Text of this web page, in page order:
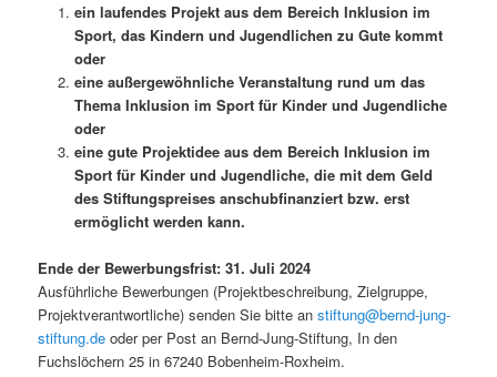
ein laufendes Projekt aus dem Bereich Inklusion im
Sport, das Kindern und Jugendlichen zu Gute kommt
oder
eine außergewöhnliche Veranstaltung rund um das
Thema Inklusion im Sport für Kinder und Jugendliche
oder
eine gute Projektidee aus dem Bereich Inklusion im
Sport für Kinder und Jugendliche, die mit dem Geld
des Stiftungspreises anschubfinanziert bzw. erst
ermöglicht werden kann.
Ende der Bewerbungsfrist: 31. Juli 2024
Ausführliche Bewerbungen (Projektbeschreibung, Zielgruppe,
Projektverantwortliche) senden Sie bitte anstiftung@bernd-jung-
stiftung.de oder per Post an Bernd-Jung-Stiftung, In den
Fuchslöchern 25 in 67240 Bobenheim-Roxheim.